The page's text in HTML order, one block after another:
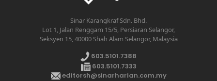
Sinar Karangkraf Sdn. Bhd.
Lot 1, Jalan Renggam 15/5, Persiaran Selangor,
Seksyen 15, 40000 Shah Alam Selangor, Malaysia
603.5101.7388
603.5101.7333
editorsh@sinarharian.com.my